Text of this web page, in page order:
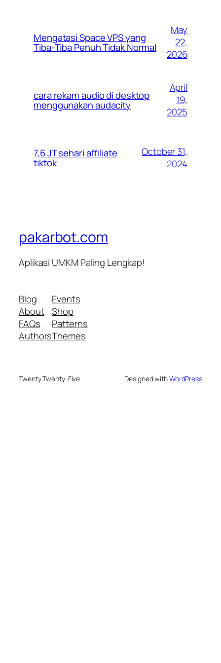
Mengatasi Space VPS yang
Tiba-Tiba Penuh Tidak Normal
May
22,
2026
cara rekam audio di desktop
menggunakan audacity
April
19,
2025
7,6 JT sehari affiliate
tiktok
October 31,
2024
pakarbot.com
Aplikasi UMKM Paling Lengkap!
Blog
About
FAQs
Authors
Events
Shop
Patterns
Themes
Twenty Twenty-Five Designed withWordPress